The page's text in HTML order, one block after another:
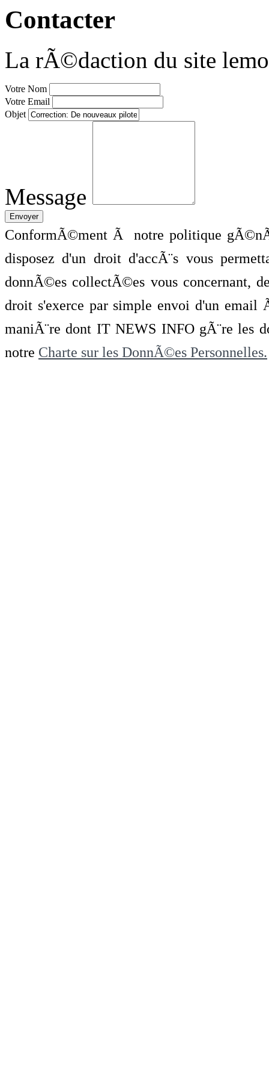
Contacter
La rÃ©daction du site
Votre Nom
Votre Email
Objet
Message
ConformÃ©ment Ã notre politique
disposez d'un droit d'accÃ¨s vous
donnÃ©es collectÃ©es vous concernant,
droit s'exerce par simple envoi d'un
maniÃ¨re dont IT NEWS INFO gÃ¨re les
notre Charte sur les DonnÃ©es Personnelles.